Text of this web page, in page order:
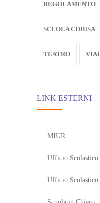
REGOLAMENTO
SCUOLA CHIUSA
TEATRO
LINK ESTERNI
MIUR
Ufficio Scolastico
Ufficio Scolastico